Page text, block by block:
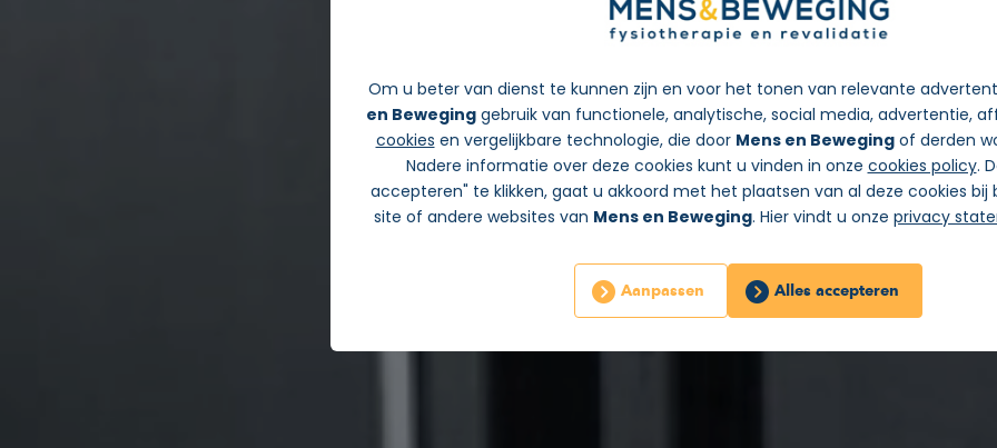
Om u beter van dienst te kunnen zijn en voor het tonen van relevante
en Beweging gebruik van functionele, analytische, social media, advertentie,
cookies en vergelijkbare technologie, die door Mens en Bewegingof derden
Nadere informatie over deze cookies kunt u vinden in onze cookies policy.
accepteren" te klikken, gaat u akkoord met het plaatsen van al deze cookies bij
site of andere websites van Mens en Beweging. Hier vindt u onze privacy
Aanpassen Alles accepteren
Zonder doorverwijzing van de huisarts